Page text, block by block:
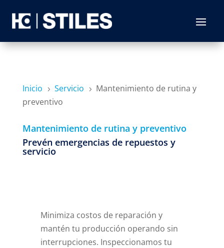
Inicio 5 Servicio 5
Mantenimiento de rutina y
preventivo
Mantenimiento de rutina y preventivo
Prevén emergencias de repuestos y
servicio
Minimiza costos de reparación y
mantén tu producción operando sin
interrupciones. Inspeccionamos tu